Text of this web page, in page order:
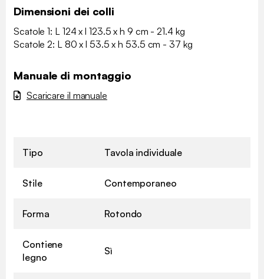
Dimensioni dei colli
Scatole 1: L 124 x l 123.5 x h 9 cm - 21.4 kg
Scatole 2: L 80 x l 53.5 x h 53.5 cm - 37 kg
Manuale di montaggio
Scaricare il manuale
Tipo Tavola individuale
Stile Contemporaneo
Forma Rotondo
Contiene
legno
Sì